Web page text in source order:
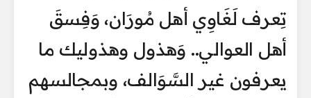
تِعرف لَغَاوِي أهل مُورَان، وَفِسقَ
أهل العوالي.. وَهذول وهذوليك ما
يعرفون غير السَّوَالف، وبمجالسهم